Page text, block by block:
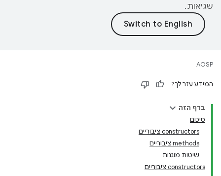
שגיאות.
AOSP
המידע עזר לך?
בדף הזה
סיכום
‫constructors ציבוריים
‫methods ציבוריים
שיטות מוגנות
‫constructors ציבוריים